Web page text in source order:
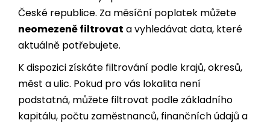
V Datazille vám poskytneme kompletní data na
bezmála 3 miliony společností a živnostníků v
České republice. Za měsíční poplatek můžete
neomezeně filtrovat
a vyhledávat data, které
aktuálně potřebujete.
K dispozici získáte filtrování podle krajů, okresů,
měst a ulic. Pokud pro vás lokalita není